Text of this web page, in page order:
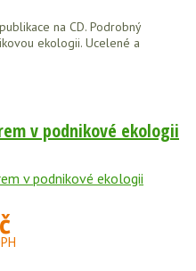
na CD. Podrobný
ekologii. Ucelené a
v podnikové ekologii